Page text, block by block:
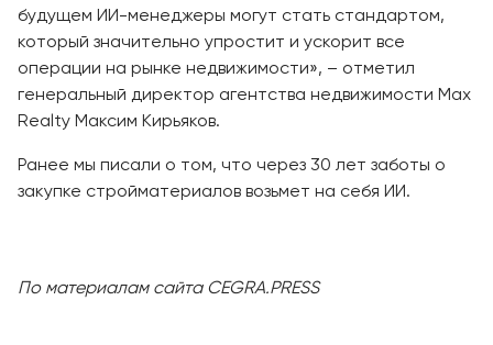
будущем ИИ-менеджеры могут стать стандартом,
который значительно упростит и ускорит все
операции на рынке недвижимости», – отметил
генеральный директор агентства недвижимости Max
Realty Максим Кирьяков.
Ранее мы писали о том, что через 30 лет заботы о
закупке стройматериалов возьмет на себя ИИ.
По материалам сайта CEGRA.PRESS